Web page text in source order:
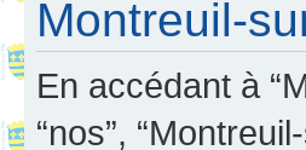
Montreuil-
En accédant à
“nos”,